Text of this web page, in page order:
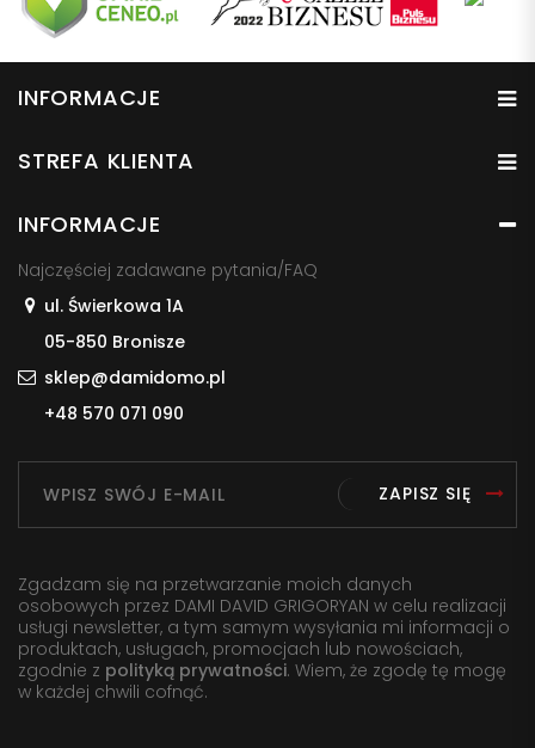
INFORMACJE
STREFA KLIENTA
INFORMACJE
Najczęściej zadawane pytania/FAQ
ul. Świerkowa 1A
05-850 Bronisze
sklep@damidomo.pl
+48 570 071 090
ZAPISZ SIĘ
Zgadzam się na przetwarzanie moich danych
osobowych przez DAMI DAVID GRIGORYAN w celu realizacji
usługi newsletter, a tym samym wysyłania mi informacji o
produktach, usługach, promocjach lub nowościach,
zgodnie z polityką prywatności. Wiem, że zgodę tę mogę
w każdej chwili cofnąć.